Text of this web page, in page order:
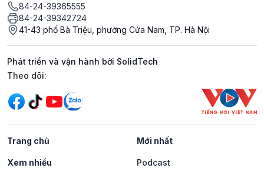
84-24-39365555
84-24-39342724
41-43 phố Bà Triệu, phường Cửa Nam, TP. Hà Nội
Phát triển và vận hành bởi SolidTech
Mạng xã hội
Theo dõi:
Trang chủ Mới nhất
Xem nhiều Podcast